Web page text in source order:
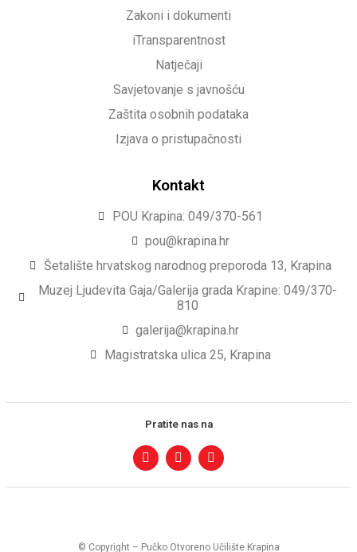
Zakoni i dokumenti
iTransparentnost
Natječaji
Savjetovanje s javnošću
Zaštita osobnih podataka
Izjava o pristupačnosti
Kontakt
POU Krapina: 049/370-561
pou@krapina.hr
Šetalište hrvatskog narodnog preporoda 13, Krapina
Muzej Ljudevita Gaja/Galerija grada Krapine: 049/370-
810
galerija@krapina.hr
Magistratska ulica 25, Krapina
Pratite nas na
© Copyright – Pučko Otvoreno Učilište Krapina